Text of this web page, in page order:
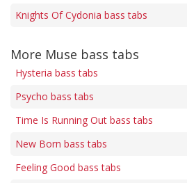
Knights Of Cydonia bass tabs
More Muse bass tabs
Hysteria bass tabs
Psycho bass tabs
Time Is Running Out bass tabs
New Born bass tabs
Feeling Good bass tabs